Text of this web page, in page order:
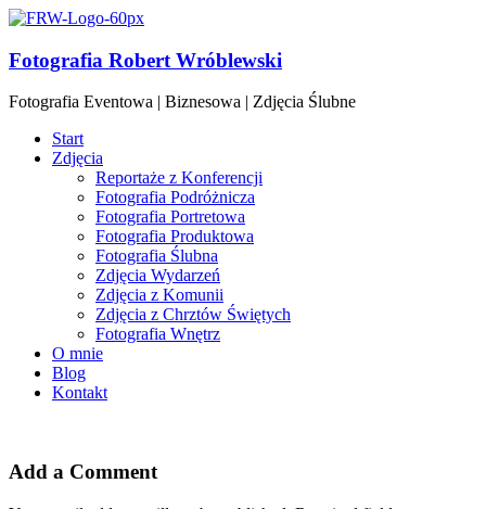
Fotografia Robert Wróblewski
Fotografia Eventowa | Biznesowa | Zdjęcia Ślubne
Start
Zdjęcia
Reportaże z Konferencji
Fotografia Podróżnicza
Fotografia Portretowa
Fotografia Produktowa
Fotografia Ślubna
Zdjęcia Wydarzeń
Zdjęcia z Komunii
Zdjęcia z Chrztów Świętych
Fotografia Wnętrz
O mnie
Blog
Kontakt
Add a Comment